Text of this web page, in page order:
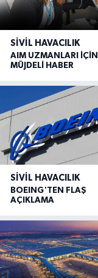
SIVIL HAVACILIK
AIM UZMANLARI İÇİN
MÜJDELİ HABER
SIVIL HAVACILIK
BOEING'TEN FLAŞ
AÇIKLAMA